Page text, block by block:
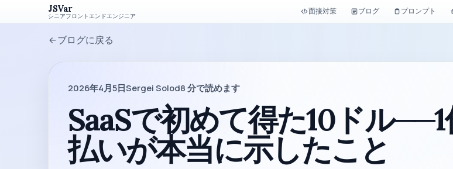
JSVar
シニアフロントエンドエンジニア 面接対策 ブログ プロンプト
ブログに戻る
2026年4月5日Sergei Solod8 分で読めます
SaaSで初めて得た10ドル
払いが本当に示したこと